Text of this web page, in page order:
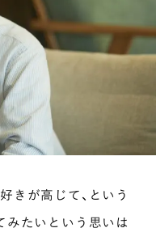
きが高じて、という
みたいという思いは